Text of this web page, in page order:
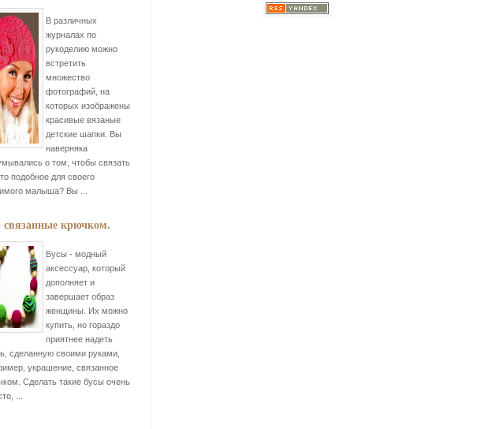
В различных
журналах по
рукоделию можно
встретить
множество
фотографий, на
которых изображены
красивые вязаные
детские шапки. Вы
наверняка
о том, чтобы связать
подобное для своего
малыша? Вы ...
крючком.
Бусы - модный
аксессуар, который
дополняет и
завершает образ
женщины. Их можно
купить, но гораздо
приятнее надеть
сделанную своими руками,
украшение, связанное
Сделать такие бусы очень
...